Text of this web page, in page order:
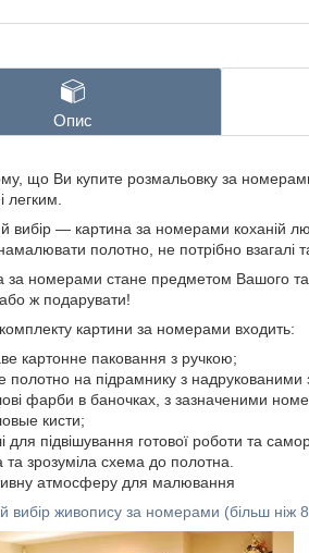
Опис
що Ви купите розмальовку за
легким.
вибір — картина за номерами коханій
полотно, не потрібно взагалі
за номерами стане предметом Вашого
ж подарувати!
картини за номерами входить:
картонне паковання з ручкою;
полотно на підрамнику з
фарби в баночках, з зазначеними
кисти;
для підвішування готової роботи та
та зрозуміла схема до полотна.
атмосферу для малювання
вибір живопису за номерами (більш ніж